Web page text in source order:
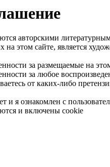
авторскими
этом сайте, является
за размещаемые на
за любое
от каких-либо
и я ознакомлен с
и включены cookie